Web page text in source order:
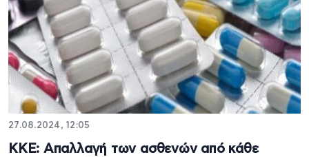
27.08.2024, 12:05
ΚΚΕ: Απαλλαγή των ασθενών από κάθε